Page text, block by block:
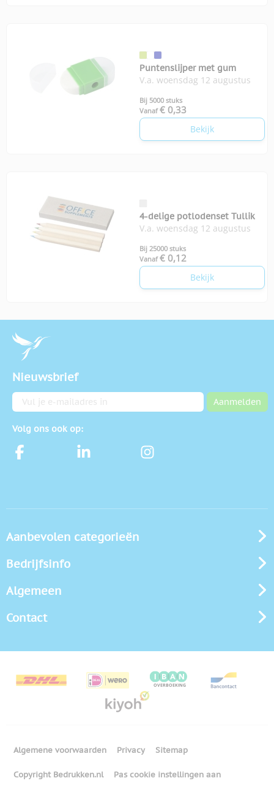
Puntenslijper met gum
V.a. woensdag 12 augustus
Bij 5000 stuks
Vanaf € 0,33
Bekijk
4-delige potlodenset Tullik
V.a. woensdag 12 augustus
Bij 25000 stuks
Vanaf € 0,12
Bekijk
Nieuwsbrief
E-mailadres Aanmelden
Volg ons ook op:
Aanbevolen categorieën
Bedrijfsinfo
Algemeen
Contact
Algemene voorwaarden Privacy Sitemap
Copyright Bedrukken.nl Pas cookie instellingen aan